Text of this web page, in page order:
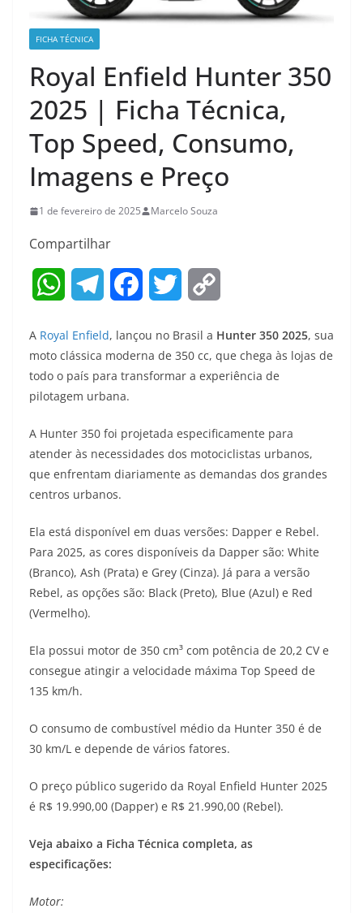
FICHA TÉCNICA
Royal Enfield Hunter 350
2025 | Ficha Técnica,
Top Speed, Consumo,
Imagens e Preço
1 de fevereiro de 2025 Marcelo Souza
Compartilhar
W
a
t
p
l
e
a
c
e
o
o
i
t
r
p
y
n
A Royal Enfield, lançou no Brasil a Hunter 350 2025, sua
moto clássica moderna de 350 cc, que chega às lojas de
todo o país para transformar a experiência de
pilotagem urbana.
A Hunter 350 foi projetada especificamente para
atender às necessidades dos motociclistas urbanos,
que enfrentam diariamente as demandas dos grandes
centros urbanos.
Ela está disponível em duas versões: Dapper e Rebel.
Para 2025, as cores disponíveis da Dapper são: White
(Branco), Ash (Prata) e Grey (Cinza). Já para a versão
Rebel, as opções são: Black (Preto), Blue (Azul) e Red
(Vermelho).
Ela possui motor de 350 cm³ com potência de 20,2 CV e
consegue atingir a velocidade máxima Top Speed de
135 km/h.
O consumo de combustível médio da Hunter 350 é de
30 km/L e depende de vários fatores.
O preço público sugerido da Royal Enfield Hunter 2025
é R$ 19.990,00 (Dapper) e R$ 21.990,00 (Rebel).
Veja abaixo a Ficha Técnica completa, as
especificações:
Motor: